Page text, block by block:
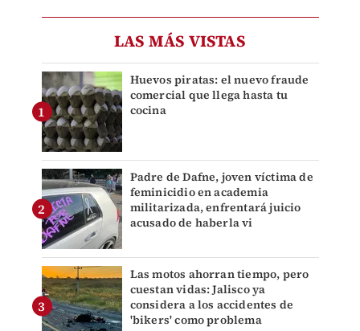
LAS MÁS VISTAS
Huevos piratas: el nuevo fraude
comercial que llega hasta tu
cocina
Padre de Dafne, joven víctima de
feminicidio en academia
militarizada, enfrentará juicio
acusado de haberla vi
Las motos ahorran tiempo, pero
cuestan vidas: Jalisco ya
considera a los accidentes de
'bikers' como problema